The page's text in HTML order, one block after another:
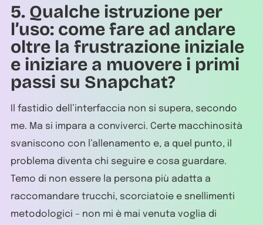
5. Qualche istruzione per
l’uso: come fare ad andare
oltre la frustrazione iniziale
e iniziare a muovere i primi
passi su Snapchat?
Il fastidio dell’interfaccia non si supera, secondo
me. Ma si impara a conviverci. Certe macchinosità
svaniscono con l’allenamento e, a quel punto, il
problema diventa chi seguire e cosa guardare.
Temo di non essere la persona più adatta a
raccomandare trucchi, scorciatoie e snellimenti
metodologici – non mi è mai venuta voglia di